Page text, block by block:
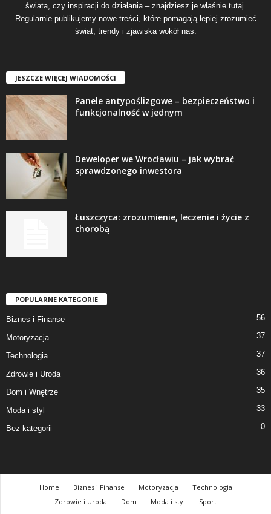
świata, czy inspiracji do działania – znajdziesz je właśnie tutaj.
Regularnie publikujemy nowe treści, które pomagają lepiej zrozumieć
świat, trendy i zjawiska wokół nas.
JESZCZE WIĘCEJ WIADOMOŚCI
Panele antypoślizgowe – bezpieczeństwo i
funkcjonalność w jednym
Deweloper we Wrocławiu – jak wybrać
sprawdzonego inwestora
Łuszczyca: zrozumienie, leczenie i życie z
chorobą
POPULARNE KATEGORIE
Biznes i Finanse 56
Motoryzacja 37
Technologia 37
Zdrowie i Uroda 36
Dom i Wnętrze 35
Moda i styl 33
Bez kategorii 0
Home Biznes i Finanse Motoryzacja
Technologia
Zdrowie i Uroda
Dom Moda i styl Sport